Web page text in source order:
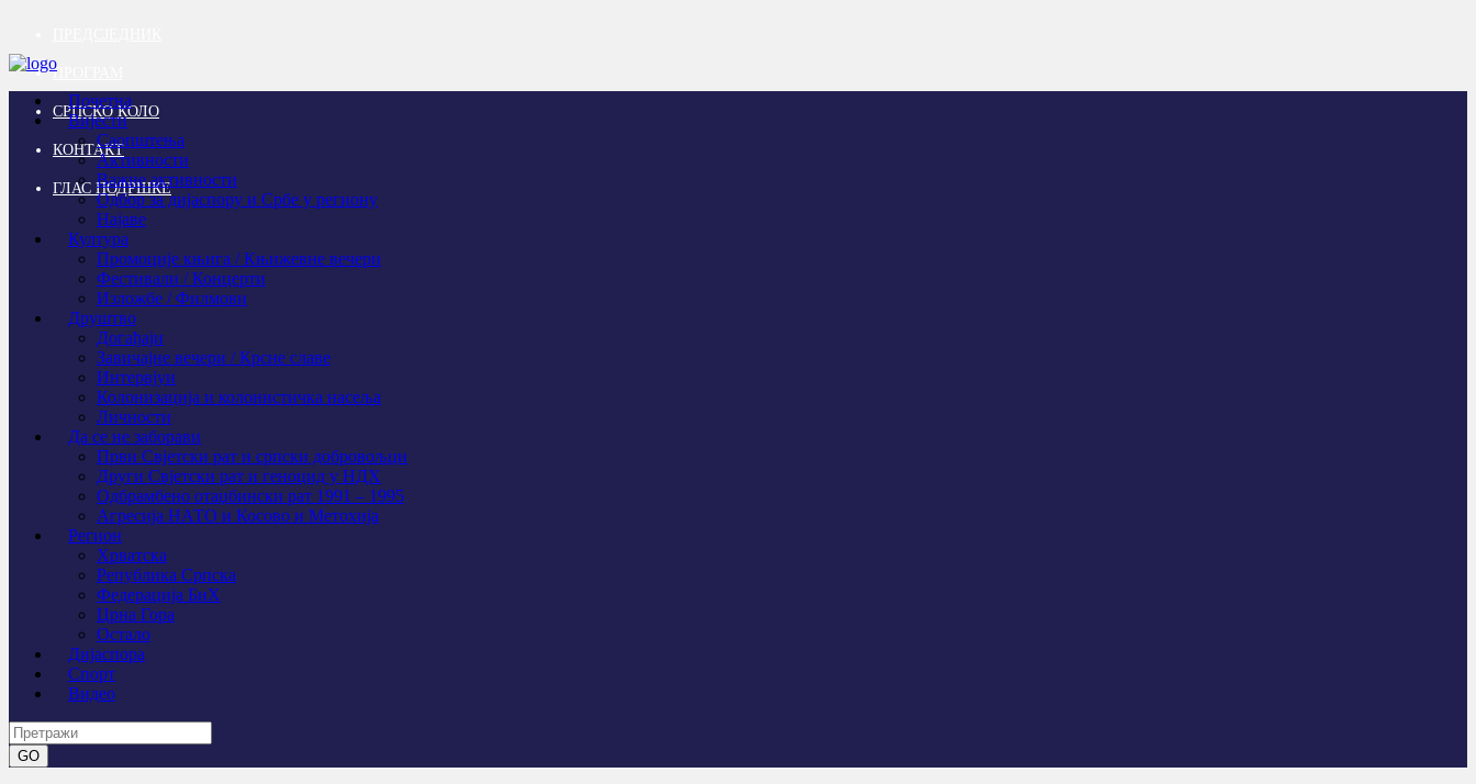
ПРОГРАМ
СРПСКО КОЛО
КОНТАКТ
ГЛАС ПОДРШКЕ
Почетна
Вијести
Саопштења
Активности
Важне активности
Одбор за дијаспору и Србе у региону
Најаве
Култура
Промоције књига / Књижевне вечери
Фестивали / Концерти
Изложбе / Филмови
Друштво
Догађаји
Завичајне вечери / Крсне славе
Интервјуи
Колонизација и колонистичка насеља
Личности
Да се не заборави
Први Свјeтски рат и српски добровољци
Други Свјетски рат и геноцид у НДХ
Одбрамбено отаџбински рат 1991 – 1995
Агресија НАТО и Косово и Метохија
Регион
Хрватска
Република Српска
Федерација БиХ
Црна Гора
Остало
Дијаспора
Спорт
Видео